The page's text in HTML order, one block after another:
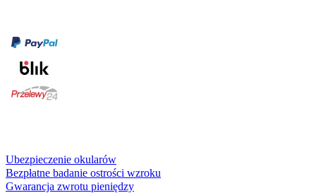
Ubezpieczenie okularów
Bezpłatne badanie ostrości wzroku
Gwarancja zwrotu pieniędzy